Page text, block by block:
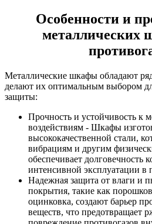
Особенности и
металлических
Металлические шкафы обладают
делают их оптимальным выбором
защиты:
Прочность и устойчивость к
воздействиям - Шкафы
высококачественной стали,
вибрациям и другим
обеспечивает долговечность
интенсивной эксплуатации
Надежная защита от влаги и
покрытия, такие как
оцинковка, создают барьер
веществ, что предотвращает